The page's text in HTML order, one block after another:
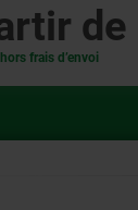
de
hors frais d’envoi